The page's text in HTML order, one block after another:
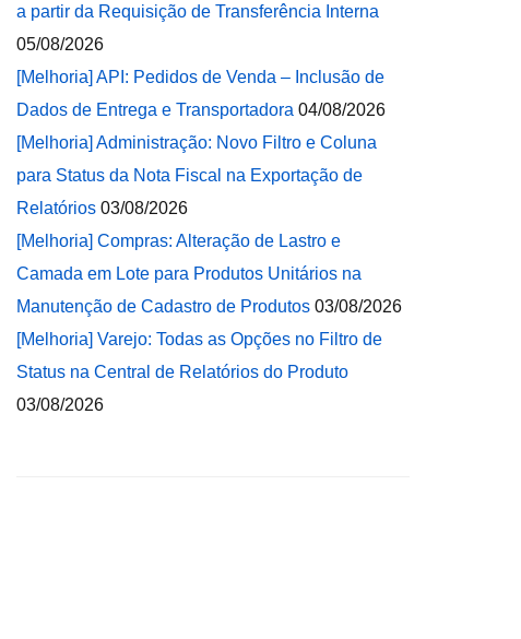
a partir da Requisição de Transferência Interna
05/08/2026
[Melhoria] API: Pedidos de Venda – Inclusão de
Dados de Entrega e Transportadora 04/08/2026
[Melhoria] Administração: Novo Filtro e Coluna
para Status da Nota Fiscal na Exportação de
Relatórios 03/08/2026
[Melhoria] Compras: Alteração de Lastro e
Camada em Lote para Produtos Unitários na
Manutenção de Cadastro de Produtos 03/08/2026
[Melhoria] Varejo: Todas as Opções no Filtro de
Status na Central de Relatórios do Produto
03/08/2026